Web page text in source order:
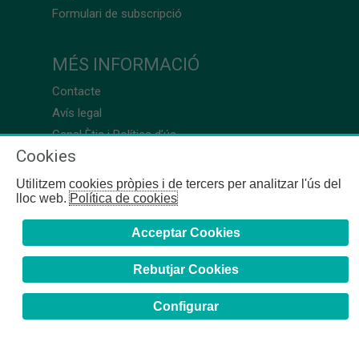
Formulari de subscripció
MÉS INFORMACIÓ
Contacte
Avís legal
Canal Ètic i Política d’ús
Cookies
Utilitzem cookies pròpies i de tercers per analitzar l'ús del
lloc web.Política de cookies
Acceptar Cookies
Rebutjar Cookies
Configurar